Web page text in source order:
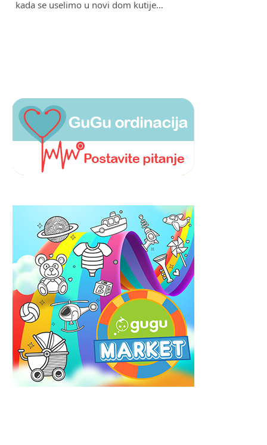
kada se uselimo u novi dom kutije…